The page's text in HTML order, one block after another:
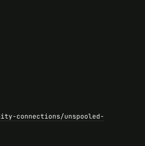
connections/unspooled-